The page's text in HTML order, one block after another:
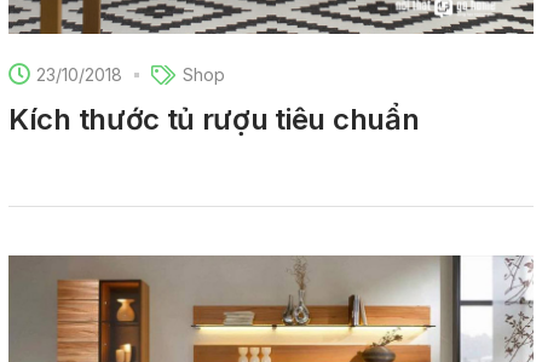
23/10/2018 Shop
Kích thước tủ rượu tiêu chuẩn